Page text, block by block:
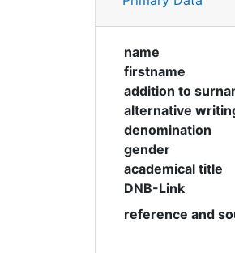
name
firstname
addition to
alternative
denomination
gender
academical title
DNB-Link
reference and